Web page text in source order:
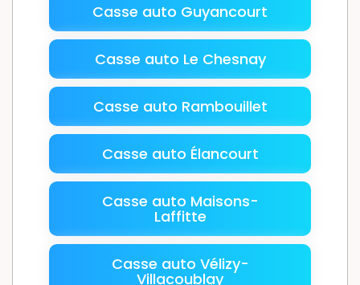
Casse auto Guyancourt
Casse auto Le Chesnay
Casse auto Rambouillet
Casse auto Élancourt
Casse auto Maisons-
Laffitte
Casse auto Vélizy-
Villacoublay